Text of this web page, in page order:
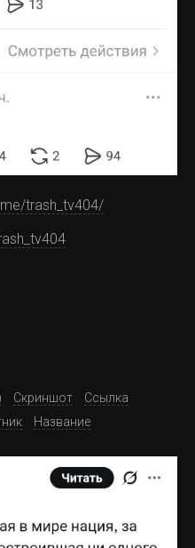
trash_tv404/
Скриншот
Ссылка
Название